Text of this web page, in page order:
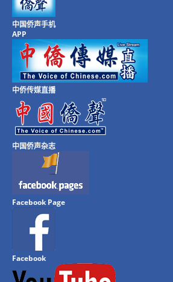
中国侨声手机
APP
中侨传媒直播
中国侨声杂志
Facebook Page
Facebook